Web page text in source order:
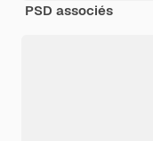
PSD associés